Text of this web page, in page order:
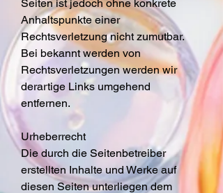
Seiten ist jedoch ohne konkrete
Anhaltspunkte einer
Rechtsverletzung nicht zumutbar.
Bei bekannt werden von
Rechtsverletzungen werden wir
derartige Links umgehend
entfernen.
Urheberrecht
Die durch die Seitenbetreiber
erstellten Inhalte und Werke auf
diesen Seiten unterliegen dem